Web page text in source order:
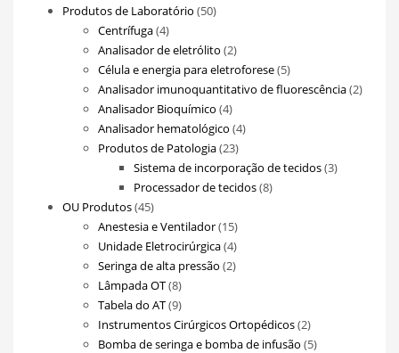
produtos
Produtos de Laboratório 5050
Centrífuga 44
produtos
Analisador de eletrólito 22
produtos
Célula e energia para eletroforese 55
produtos
Analisador imunoquantitativo de fluorescência 22
Analisador Bioquímico 44
produtos
Analisador hematológico 44
Produtos de Patologia 2323
produtos
Sistema de incorporação de tecidos 33
Processador de tecidos 88
OU Produtos 4545
produtos
Anestesia e Ventilador 1515
produtos
Unidade Eletrocirúrgica 44
produtos
Seringa de alta pressão 22
Lâmpada OT 88
produtos
Tabela do AT 99
produtos
Instrumentos Cirúrgicos Ortopédicos 22
produtos
Bomba de seringa e bomba de infusão 55